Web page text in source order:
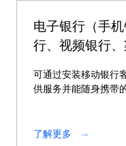
电子银行（手
行、视频银行、
可通过安装移动银行
供服务并能随身携带
了解更多